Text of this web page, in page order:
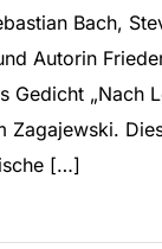
Bach,
Autorin
Gedicht „Nach
Zagajewski.
[…]